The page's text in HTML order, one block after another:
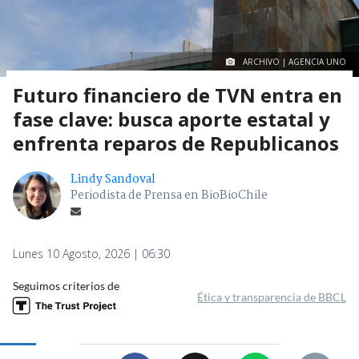
ARCHIVO | AGENCIA UNO
Futuro financiero de TVN entra en
fase clave: busca aporte estatal y
enfrenta reparos de Republicanos
Lindy Sandoval
Periodista de Prensa en BioBioChile
Lunes 10 Agosto, 2026 | 06:30
Seguimos criterios de
Ética y transparencia de BBCL